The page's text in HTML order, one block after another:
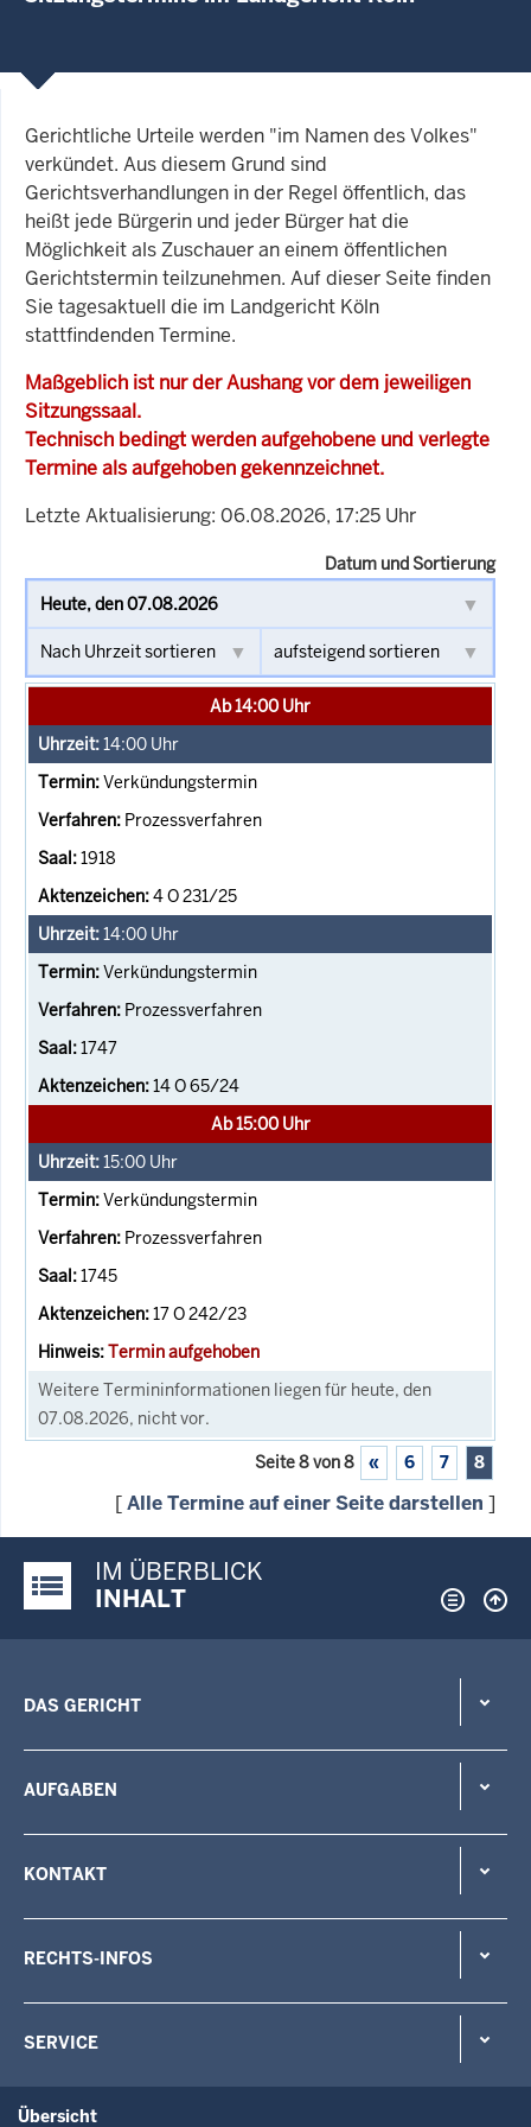
Gerichtliche Urteile werden "im Namen des Volkes"
verkündet. Aus diesem Grund sind
Gerichtsverhandlungen in der Regel öffentlich, das
heißt jede Bürgerin und jeder Bürger hat die
Möglichkeit als Zuschauer an einem öffentlichen
Gerichtstermin teilzunehmen. Auf dieser Seite finden
Sie tagesaktuell die im Landgericht Köln
stattfindenden Termine.
Maßgeblich ist nur der Aushang vor dem jeweiligen
Sitzungssaal.
Technisch bedingt werden aufgehobene und verlegte
Termine als aufgehoben gekennzeichnet.
Letzte Aktualisierung: 06.08.2026, 17:25 Uhr
Datum und Sortierung
Ab 14:00 Uhr
14:00 Uhr
Verkündungstermin
Prozessverfahren
1918
4 O 231/25
14:00 Uhr
Verkündungstermin
Prozessverfahren
1747
14 O 65/24
Ab 15:00 Uhr
15:00 Uhr
Verkündungstermin
Prozessverfahren
1745
17 O 242/23
Termin aufgehoben
Weitere Termininformationen liegen für heute, den
07.08.2026, nicht vor.
Seite 8 von 8 « 6 7 8
[Alle Termine auf einer Seite darstellen ]
Justiz-Portal im Überblick:
IM ÜBERBLICK
INHALT
DAS GERICHT
AUFGABEN
KONTAKT
RECHTS-INFOS
SERVICE
Übersicht